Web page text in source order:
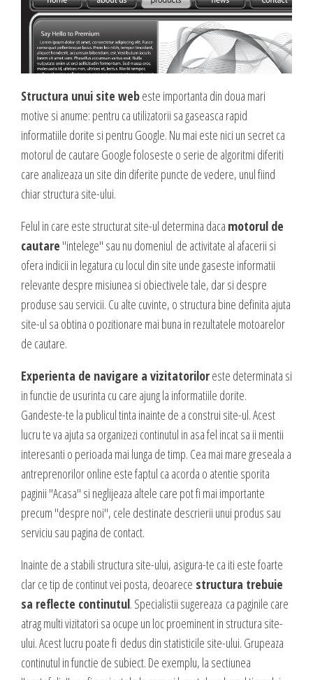
DESPRE NOI
Daca te gandesti la o afacere online, ai o idee geniala,
noi te ajutam sa o pui in practica, sa o dezvolti,
oferindu-ti servicii web complete.
Experienta acumulata de-a lungul anilor in care ne-am dezvoltat cot la
cot cu internetul am dezvoltat sute de site-uri cu cele mai variate
profiluri, ne-a oferit un simt fin in ceea ce priveste lansarea si
dezvoltarea unei afaceri online, asa ca, odata ce ne prezinti ideea si
viziunea ta, putem sa dezvoltam, sa sugeram imbunatatiri, sa
propunem detalii care probabil ti-au scapat, sa cream un plus de
valoare produselor sau serviciilor cu care vii in fata clientilor tai.
CONTACT
Dow Media - Timisoara
Strada. Johann Heinrich Pestalozzi, Nr. 3-5
Romania, Timisoara
0356 44 24 24
Dow Media Consulting - Bucuresti
Spl. Independentei, Nr. 273
Bucuresti, Sector 6
021 310 72 37
Servicii backup
SMS gateway
Inregistrari, Rezervari domenii
Gazduire Web (web site + email)
Gazduire eMail (doar email)
Servere VPS
INTERNET MARKETING
Servicii SEO
Publicitate Online
Administrare campanii Google AdWords
Redactare articole
Clipuri video promovare
E-mail marketing
Realizare / Administrare pagina Facebook
Servicii Copywriting
Campanii integrate
Corporate blogging
DESIGN & PRINTING
Identitate vizuala, imagine
Grafica publicitara
Grafica pentru print
Fotografie digitala
Structura unui site webeste importanta din doua mari
motive si anume: pentru ca utilizatorii sa gaseasca rapid
informatiile dorite si pentru Google. Nu mai este nici un secret ca
motorul de cautare Google foloseste o serie de algoritmi diferiti
care analizeaza un site din diferite puncte de vedere, unul fiind
chiar structura site-ului.
Felul in care este structurat site-ul determina daca motorul de
cautare "intelege" sau nu domeniul de activitate al afacerii si
ofera indicii in legatura cu locul din site unde gaseste informatii
relevante despre misiunea si obiectivele tale, dar si despre
produse sau servicii. Cu alte cuvinte, o structura bine definita ajuta
site-ul sa obtina o pozitionare mai buna in rezultatele motoarelor
de cautare.
Experienta de navigare a vizitatoriloreste determinata si
in functie de usurinta cu care ajung la informatiile dorite.
Gandeste-te la publicul tinta inainte de a construi site-ul. Acest
lucru te va ajuta sa organizezi continutul in asa fel incat sa ii mentii
interesanti o perioada mai lunga de timp. Cea mai mare greseala a
antreprenorilor online este faptul ca acorda o atentie sporita
paginii "Acasa" si neglijeaza altele care pot fi mai importante
precum "despre noi", cele destinate descrierii unui produs sau
serviciu sau pagina de contact.
Inainte de a stabili structura site-ului, asigura-te ca iti este foarte
clar ce tip de continut vei posta, deoarece structura trebuie
sa reflecte continutul. Specialistii sugereaza ca paginile care
atrag multi vizitatori sa ocupe un loc proeminent in structura site-
ului. Acest lucru poate fi dedus din statisticile site-ului. Grupeaza
continutul in functie de subiect. De exemplu, la sectiunea